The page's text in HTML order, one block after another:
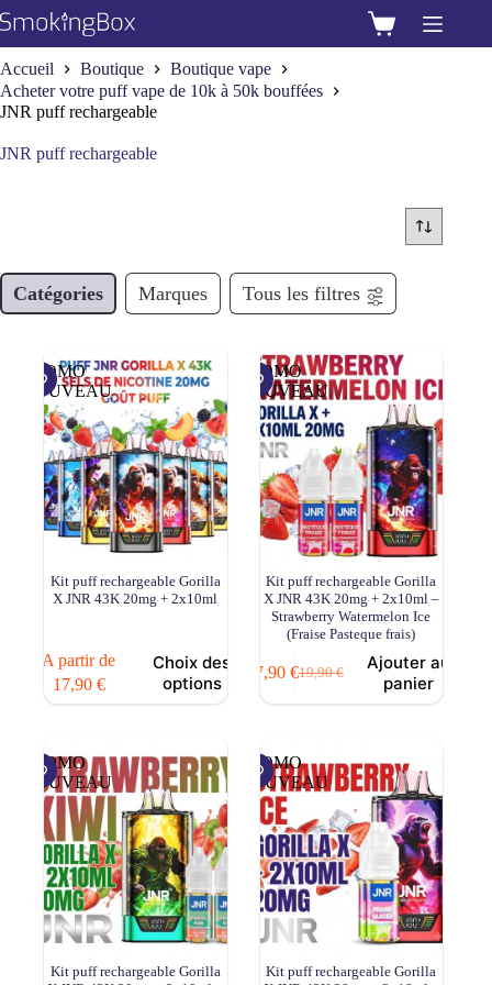
Passer
au
contenu
Panier
d’achat
Accueil
Boutique
Boutique vape
Acheter votre puff vape de 10k à 50k bouffées
JNR puff rechargeable
JNR puff rechargeable
Catégories Marques Tous les filtres
PROMO
NOUVEAU
Kit puff rechargeable Gorilla
X JNR 43K 20mg + 2x10ml
A partir de
17,90 €
Choix des
options
Ce
produit
Les
options
peuvent
être
choisies
sur
page
produit
PROMO
NOUVEAU
Kit puff rechargeable Gorilla
X JNR 43K 20mg + 2x10ml –
Strawberry Watermelon Ice
(Fraise Pasteque frais)
19,90€
Le
19,90 €.
17,90 €Le
17,90 €.
Ajouter au
panier
PROMO
NOUVEAU
Kit puff rechargeable Gorilla
PROMO
NOUVEAU
Kit puff rechargeable Gorilla